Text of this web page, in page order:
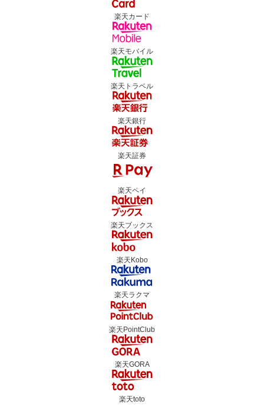
楽天カード
楽天モバイル
楽天トラベル
楽天銀行
楽天証券
楽天ペイ
楽天ブックス
楽天Kobo
楽天ラクマ
楽天PointClub
楽天GORA
楽天toto